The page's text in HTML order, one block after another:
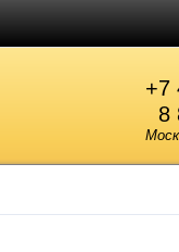
+7
8